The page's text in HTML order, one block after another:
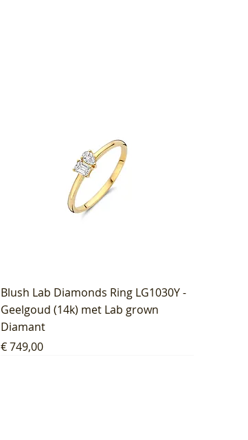
Blush Lab Diamonds Ring LG1030Y -
Geelgoud (14k) met Lab grown
Diamant
Prijs
€ 749,00